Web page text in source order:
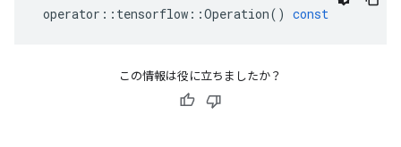
operator :: tensorflow ::Operation() const
この情報は役に立ちましたか？